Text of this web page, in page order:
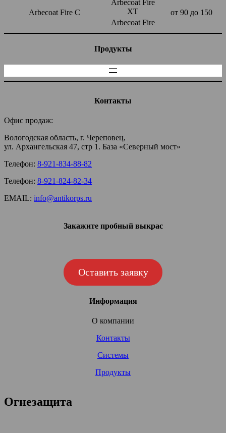
Arbecoat Fire C
Arbecoat Fire
XT
от 90 до 150
Arbecoat Fire
Продукты
Контакты
Офис продаж:
Вологодская область, г. Череповец,
ул. Архангельская 47, стр 1. База «Северный мост»
Телефон: 8-921-834-88-82
Телефон: 8-921-824-82-34
EMAIL: info@antikorps.ru
Закажите пробный выкрас
Оставить заявку
Информация
О компании
Контакты
Системы
Продукты
Огнезащита